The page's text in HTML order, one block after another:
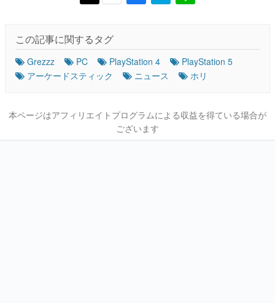
この記事に関するタグ
Grezzz PC PlayStation 4
PlayStation 5
アーケードスティック
ニュース ホリ
本ページはアフィリエイトプログラムによる収益を得ている場合が
ございます